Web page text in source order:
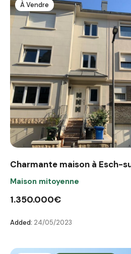
À Vendre
Charmante maison à Esch-
Maison mitoyenne
1.350.000€
Added: 24/05/2023